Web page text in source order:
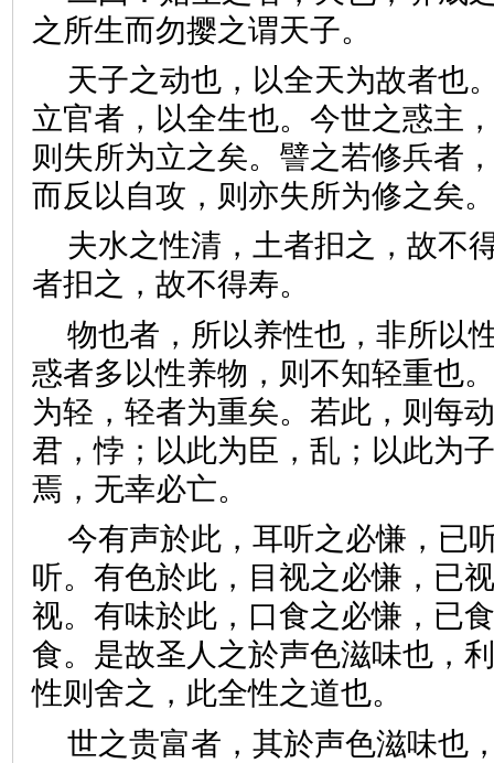
之所生而勿撄之谓天子。
天子之动也，以全天为故者也
立官者，以全生也。今世之惑主
则失所为立之矣。譬之若修兵者
而反以自攻，则亦失所为修
夫水之性清，土者抇之，故不
者抇之，故不得寿。
物也者，所以养性也，非所以
惑者多以性养物，则不知轻重也
为轻，轻者为重矣。若此，则每
君，悖；以此为臣，乱；以此为
焉，无幸必亡。
今有声於此，耳听之必慊，已
听。有色於此，目视之必慊，已
视。有味於此，口食之必慊，已
食。是故圣人之於声色滋味也，
性则舍之，此全性之道也。
世之贵富者，其於声色滋味也